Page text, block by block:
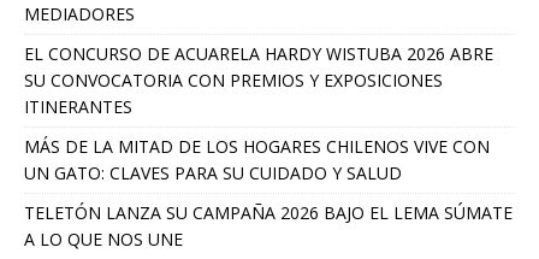
MEDIADORES
EL CONCURSO DE ACUARELA HARDY WISTUBA 2026 ABRE
SU CONVOCATORIA CON PREMIOS Y EXPOSICIONES
ITINERANTES
MÁS DE LA MITAD DE LOS HOGARES CHILENOS VIVE CON
UN GATO: CLAVES PARA SU CUIDADO Y SALUD
TELETÓN LANZA SU CAMPAÑA 2026 BAJO EL LEMA SÚMATE
A LO QUE NOS UNE